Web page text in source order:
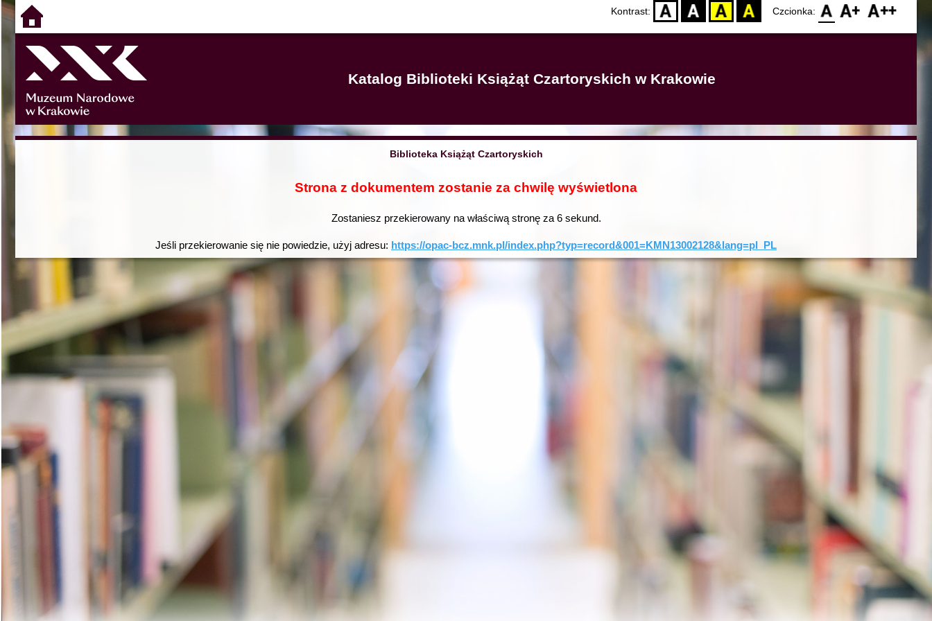
Kontrast: D BW YB BY Czcionka: F0 F1 F2
Katalog Biblioteki Książąt Czartoryskich w Krakowie
Biblioteka Książąt Czartoryskich
Strona z dokumentem zostanie za chwilę wyświetlona
Zostaniesz przekierowany na właściwą stronę za 6sekund.
Jeśli przekierowanie się nie powiedzie, użyj adresu: https://opac-bcz.mnk.pl/index.php?typ=record&001=KMN13002128&lang=pl_PL